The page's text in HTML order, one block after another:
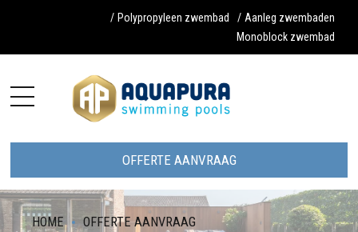
/ Aanleg zwembaden
/ Polypropyleen zwembad
Monoblock zwembad
OFFERTE AANVRAAG
HOME OFFERTE AANVRAAG